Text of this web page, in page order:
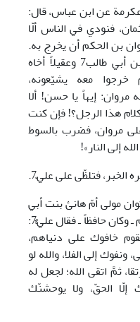
عن ابن عباس، قال:
فنودي في الناس ألّا
بن الحكم أن يخرج به.
فخرج به، وتحاماه الناس إلّا علىّ بن أبي طالب7 وعقيلاً أخاه
فإنهم خرجوا معه يشيّعونه،
فقال له مروان: إيهاً يا حسن! ألا
هذا الرجل؟! فإن كنت
فاعلم ذلك، فحمل عليّ7 على مروان، فضرب بالسوط
الخبر، فتلظّى على عليّ7.
مولى أمّ هانئ بنت أبي
طالب. قال ذكوان: فحفظت كلام القوم ـ وكان حافظاً ـ فقال عليٌّ7:
خافوك على دنياهم،
إلى الفلا، والله لو
ثمَّ اتقى الله؛ لجعل له
إلّا الحقّ، ولا يوحشنّك